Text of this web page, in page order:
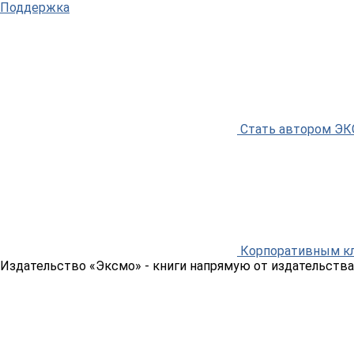
Поддержка
Стать автором
Корпоративным
Издательство «Эксмо» - книги напрямую от издательства